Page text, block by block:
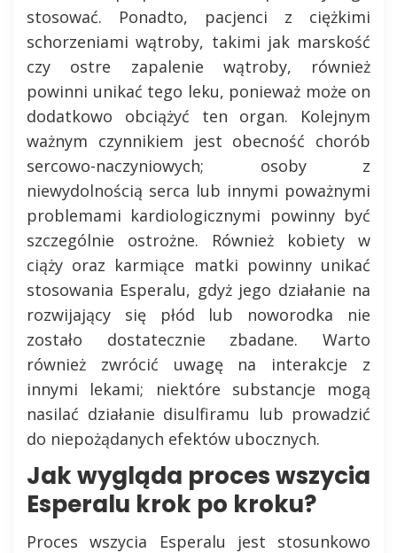
stosować. Ponadto, pacjenci z ciężkimi
schorzeniami wątroby, takimi jak marskość
czy ostre zapalenie wątroby, również
powinni unikać tego leku, ponieważ może on
dodatkowo obciążyć ten organ. Kolejnym
ważnym czynnikiem jest obecność chorób
sercowo-naczyniowych; osoby z
niewydolnością serca lub innymi poważnymi
problemami kardiologicznymi powinny być
szczególnie ostrożne. Również kobiety w
ciąży oraz karmiące matki powinny unikać
stosowania Esperalu, gdyż jego działanie na
rozwijający się płód lub noworodka nie
zostało dostatecznie zbadane. Warto
również zwrócić uwagę na interakcje z
innymi lekami; niektóre substancje mogą
nasilać działanie disulfiramu lub prowadzić
do niepożądanych efektów ubocznych.
Jak wygląda proces wszycia
Esperalu krok po kroku?
Proces wszycia Esperalu jest stosunkowo